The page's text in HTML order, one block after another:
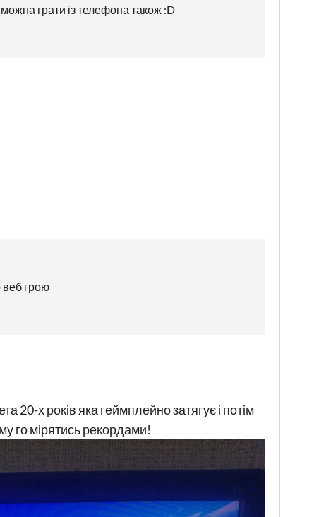
грати із телефона також :D
веб грою
20-х років яка геймплейно затягує і потім
го мірятись рекордами!